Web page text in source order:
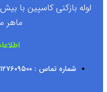
ماهر
شماره تماس : ۰۹۱۲۷۶۰۹۵۰۰ آقای بهروز رجبی